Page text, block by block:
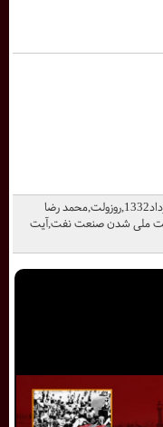
کودتای 1332, سالروز کودتای 28 مرداد کودتای 28 مرداد1332,روزولت,محمد رضا
ملی شدن صنعت نفت,آیت